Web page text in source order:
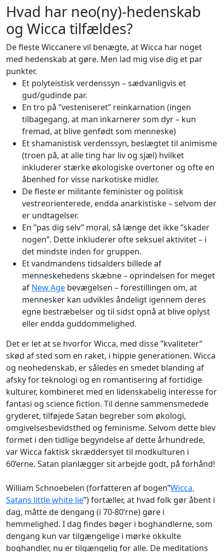
Hvad har neo(ny)-hedenskab
og Wicca tilfældes?
De fleste Wiccanere vil benægte, at Wicca har noget
med hedenskab at gøre. Men lad mig vise dig et par
punkter.
Et polyteistisk verdenssyn – sædvanligvis et
gud/gudinde par.
En tro på ”vesteniseret” reinkarnation (ingen
tilbagegang, at man inkarnerer som dyr – kun
fremad, at blive genfødt som menneske)
Et shamanistisk verdenssyn, beslægtet til animisme
(troen på, at alle ting har liv og sjæl) hvilket
inkluderer stærke økologiske overtoner og ofte en
åbenhed for visse narkotiske midler.
De fleste er militante feminister og politisk
vestreorienterede, endda anarkistiske – selvom der
er undtagelser.
En ”pas dig selv” moral, så længe det ikke ”skader
nogen”. Dette inkluderer ofte seksuel aktivitet – i
det mindste inden for gruppen.
Et vandmandens tidsalders billede af
menneskehedens skæbne – oprindelsen for meget
af New Age bevægelsen – forestillingen om, at
mennesker kan udvikles åndeligt igennem deres
egne bestræbelser og til sidst opnå at blive oplyst
eller endda guddommelighed.
Det er let at se hvorfor Wicca, med disse ”kvaliteter”
skød af sted som en raket, i hippie generationen. Wicca
og neohedenskab, er således en smedet blanding af
afsky for teknologi og en romantisering af fortidige
kulturer, kombineret med en lidenskabelig interesse for
fantasi og science fiction. Til denne sammensmedede
gryderet, tilføjede Satan begreber som økologi,
omgivelsesbevidsthed og feminisme. Selvom dette blev
formet i den tidlige begyndelse af dette århundrede,
var Wicca faktisk skræddersyet til modkulturen i
60’erne. Satan planlægger sit arbejde godt, på forhånd!
William Schnoebelen (forfatteren af bogen”Wicca,
Satans little white lie”) fortæller, at hvad folk gør åbent i
dag, måtte de dengang (i 70-80’rne) gøre i
hemmelighed. I dag findes bøger i boghandlerne, som
dengang kun var tilgængelige i mørke okkulte
boghandler, nu er tilgængelig for alle. De meditations